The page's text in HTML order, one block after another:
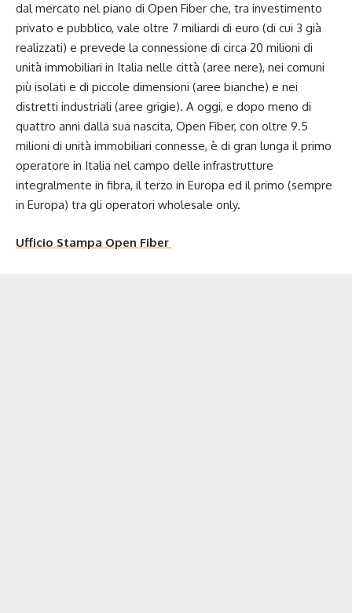
dal mercato nel piano di Open Fiber che, tra investimento
privato e pubblico, vale oltre 7 miliardi di euro (di cui 3 già
realizzati) e prevede la connessione di circa 20 milioni di
unità immobiliari in Italia nelle città (aree nere), nei comuni
più isolati e di piccole dimensioni (aree bianche) e nei
distretti industriali (aree grigie). A oggi, e dopo meno di
quattro anni dalla sua nascita, Open Fiber, con oltre 9.5
milioni di unità immobiliari connesse, è di gran lunga il primo
operatore in Italia nel campo delle infrastrutture
integralmente in fibra, il terzo in Europa ed il primo (sempre
in Europa) tra gli operatori wholesale only.
Ufficio Stampa Open Fiber